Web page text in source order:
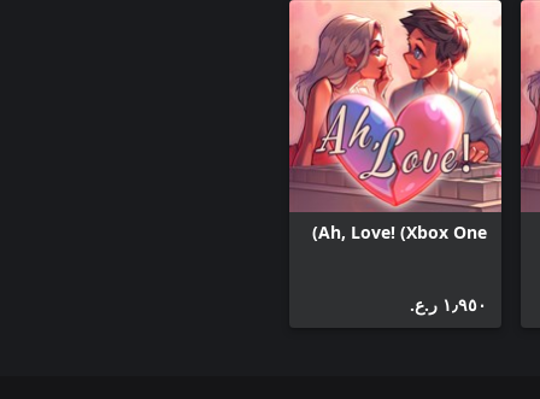
Ah, Love! (Xbox One)
١٫٩٥٠ ر.ع.‏